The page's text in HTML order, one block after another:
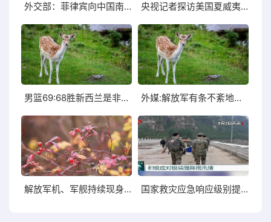
外交部：菲律宾向中国南沙仁爱礁非法运送各种物资！ 央视记者探访美国夏威夷毛伊岛大火中华裔居民返回拉海纳
男篮69:68胜新西兰是非赢不可主帅:几乎是非 外媒:解放军有条不紊地在台海进行有效反制
解放军机、军舰持续现身台海周边巡航岛内群起自嗨 国家救灾应急响应级别提升至III级多支来自江苏的救援力量